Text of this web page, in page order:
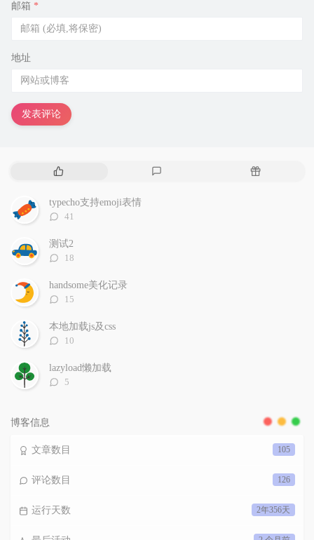
邮箱 *
地址
发表评论
热
文
章
随
typecho支持emoji表情
评
数：
41
测试2
评
数：
18
handsome美化记录
评
数：
15
本地加载js及css
评
数：
10
lazyload懒加载
评
5
博客信息
105
文章数目
126
评论数目
2年356天
运行天数